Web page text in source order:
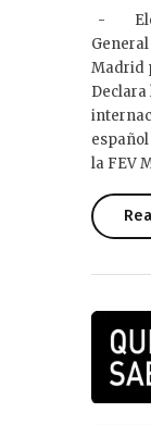
-
Madrid
la FEV